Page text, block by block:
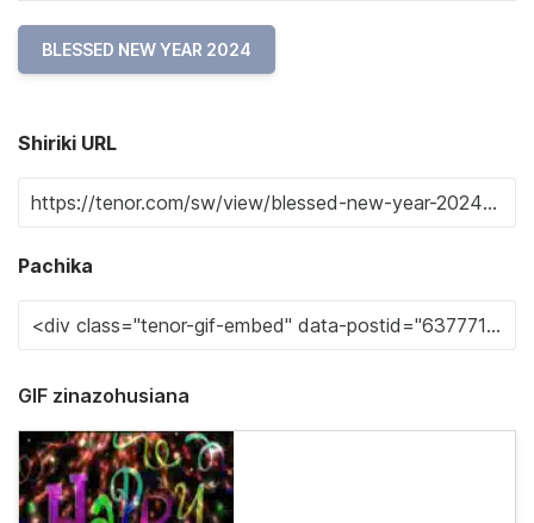
BLESSED NEW YEAR 2024
Shiriki URL
Pachika
GIF zinazohusiana